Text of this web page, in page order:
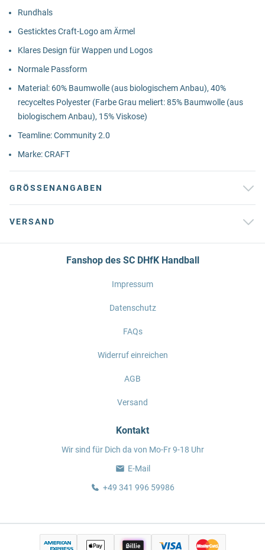
Rundhals
Gesticktes Craft-Logo am Ärmel
Klares Design für Wappen und Logos
Normale Passform
Material: 60% Baumwolle (aus biologischem Anbau), 40%
recyceltes Polyester (Farbe Grau meliert: 85% Baumwolle (aus
biologischem Anbau), 15% Viskose)
Teamline: Community 2.0
Marke: CRAFT
GRÖSSENANGABEN
VERSAND
Fanshop des SC DHfK Handball
Impressum
Datenschutz
FAQs
Widerruf einreichen
AGB
Versand
Kontakt
Wir sind für Dich da von Mo-Fr 9-18 Uhr
E-Mail
+49 341 996 59986